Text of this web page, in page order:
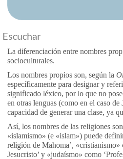
Escuchar
La diferenciación entre nombres
socioculturales.
Los nombres propios son, según la
específicamente para designar y
significado léxico, por lo que no
en otras lenguas (como en el caso
capacidad de generar una clase, ya
Así, los nombres de las religiones
«islamismo» (e «islam») puede
religión de Mahoma’,
Jesucristo’ y «judaísmo» como